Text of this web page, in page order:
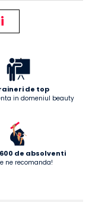
de top
in domeniul beauty
de absolventi
ne recomanda!